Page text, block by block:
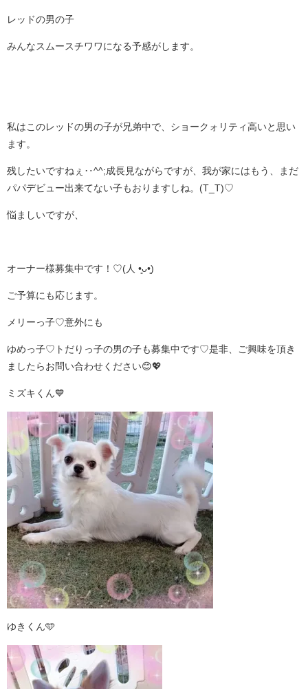
レッドの男の子
みんなスムースチワワになる予感がします。
私はこのレッドの男の子が兄弟中で、ショークォリティ高いと思い
ます。
残したいですねぇ‥^^;成長見ながらですが、我が家にはもう、まだ
パパデビュー出来てない子もおりますしね。(T_T)♡
悩ましいですが、
オーナー様募集中です！♡(⁠人⁠ ⁠•͈⁠ᴗ⁠•͈⁠)
ご予算にも応じます。
メリーっ子♡意外にも
ゆめっ子♡トだりっ子の男の子も募集中です♡是非、ご興味を頂き
ましたらお問い合わせください😊💖
ミズキくん💙
ゆきくん🩵